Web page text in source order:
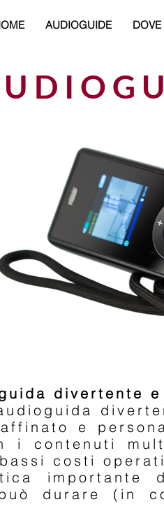
AUDIOGUIDE
divertente
e
i contenuti
costi
importante
durare (in